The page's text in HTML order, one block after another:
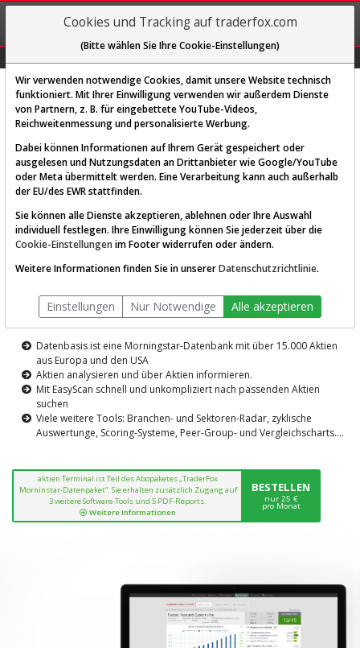
REGIS-
TRIEREN
Diese Funktion ist nur für
AKTIEN-TERMINAL
Die Aktienanalyse-Plattform von
TraderFox
Datenbasis ist eine Morningstar-Datenbank mit über 15.000 Aktien
aus Europa und den USA
Aktien analysieren und über Aktien informieren.
Mit EasyScan schnell und unkompliziert nach passenden Aktien
suchen
Viele weitere Tools: Branchen- und Sektoren-Radar, zyklische
Auswertunge, Scoring-Systeme, Peer-Group- und Vergleichscharts....
aktien Terminal ist Teil des Abopaketes „TraderFox
Morninstar-Datenpaket“. Sie erhalten zusätzlich Zugang auf
3 weitere Software-Tools und 5 PDF-Reports.
Weitere Informationen
BESTELLEN
nur 25 €
pro Monat
Cookies und Tracking auf traderfox.com
(Bitte wählen Sie Ihre Cookie-Einstellungen)
Wir verwenden notwendige Cookies, damit unsere Website technisch
funktioniert. Mit Ihrer Einwilligung verwenden wir außerdem Dienste
von Partnern, z. B. für eingebettete YouTube-Videos,
Reichweitenmessung und personalisierte Werbung.
Dabei können Informationen auf Ihrem Gerät gespeichert oder
ausgelesen und Nutzungsdaten an Drittanbieter wie Google/YouTube
oder Meta übermittelt werden. Eine Verarbeitung kann auch außerhalb
der EU/des EWR stattfinden.
Sie können alle Dienste akzeptieren, ablehnen oder Ihre Auswahl
individuell festlegen. Ihre Einwilligung können Sie jederzeit über die
Cookie-Einstellungen im Footer widerrufen oder ändern.
Weitere Informationen finden Sie in unsererDatenschutzrichtlinie.
Einstellungen Nur Notwendige Alle akzeptieren